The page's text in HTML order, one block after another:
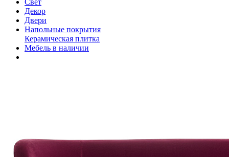
Декор
Двери
Напольные покрытия
Керамическая плитка
Мебель в наличии